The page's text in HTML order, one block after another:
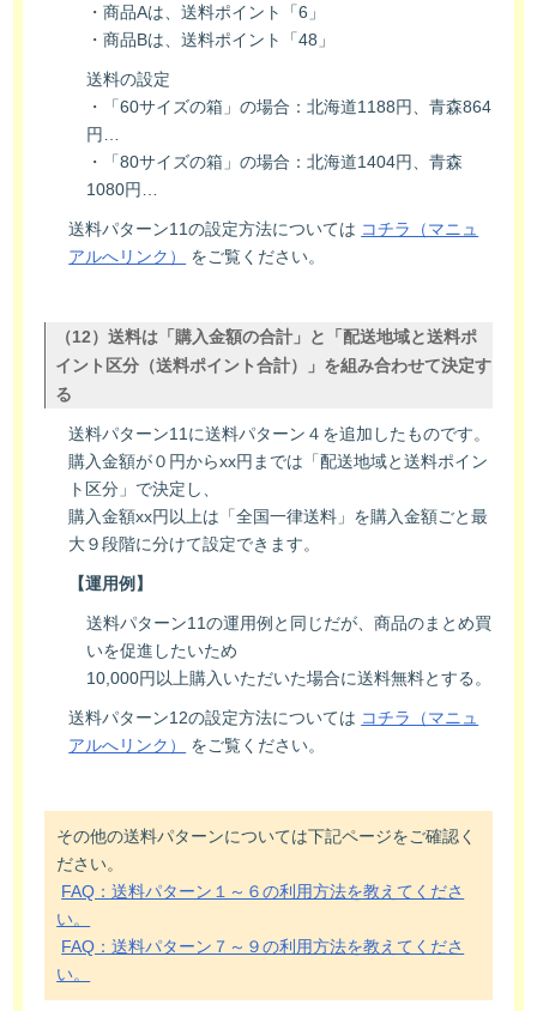
・商品Aは、送料ポイント「6」
・商品Bは、送料ポイント「48」
送料の設定
・「60サイズの箱」の場合：北海道1188円、青森864
円…
・「80サイズの箱」の場合：北海道1404円、青森
1080円…
送料パターン11の設定方法については コチラ（マニュ
アルへリンク）
をご覧ください。
（12）送料は「購入金額の合計」と「配送地域と送料ポ
イント区分（送料ポイント合計）」を組み合わせて決定す
る
送料パターン11に送料パターン４を追加したものです。
購入金額が０円からxx円までは「配送地域と送料ポイン
ト区分」で決定し、
購入金額xx円以上は「全国一律送料」を購入金額ごと最
大９段階に分けて設定できます。
【運用例】
送料パターン11の運用例と同じだが、商品のまとめ買
いを促進したいため
10,000円以上購入いただいた場合に送料無料とする。
送料パターン12の設定方法については コチラ（マニュ
アルへリンク）
をご覧ください。
その他の送料パターンについては下記ページをご確認く
ださい。
FAQ：送料パターン１～６の利用方法を教えてくださ
い。
FAQ：送料パターン７～９の利用方法を教えてくださ
い。